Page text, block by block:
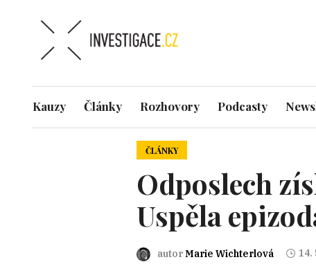
Kauzy Články Rozhovory Podcasty
ČLÁNKY
Odposlech
Uspěla
autorMarie Wichterlová 14.